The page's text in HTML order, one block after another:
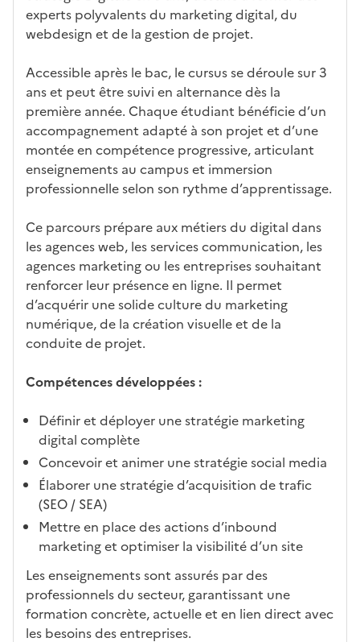
experts polyvalents du marketing digital, du
webdesign et de la gestion de projet.
Accessible après le bac, le cursus se déroule sur 3
ans et peut être suivi en alternance dès la
première année. Chaque étudiant bénéficie d’un
accompagnement adapté à son projet et d’une
montée en compétence progressive, articulant
enseignements au campus et immersion
professionnelle selon son rythme d’apprentissage.
Ce parcours prépare aux métiers du digital dans
les agences web, les services communication, les
agences marketing ou les entreprises souhaitant
renforcer leur présence en ligne. Il permet
d’acquérir une solide culture du marketing
numérique, de la création visuelle et de la
conduite de projet.
Compétences développées :
Définir et déployer une stratégie marketing
digital complète
Concevoir et animer une stratégie social media
Élaborer une stratégie d’acquisition de trafic
(SEO / SEA)
Mettre en place des actions d’inbound
marketing et optimiser la visibilité d’un site
Les enseignements sont assurés par des
professionnels du secteur, garantissant une
formation concrète, actuelle et en lien direct avec
les besoins des entreprises.